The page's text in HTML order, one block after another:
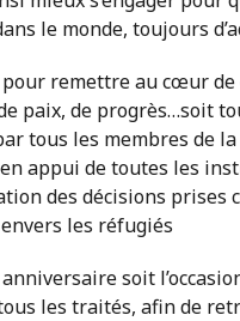
le monde, toujours
remettre au cœur
paix, de progrès…soit
tous les membres de
appui de toutes les
des décisions prises
les réfugiés
anniversaire soit
les traités, afin de